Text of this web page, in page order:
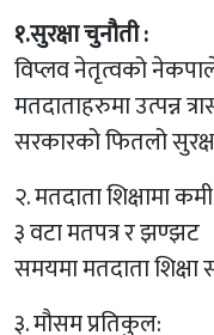
१.सुरक्षा चुनौती :
विप्लव नेतृत्वको
मतदाताहरुमा उत्पन्न
सरकारको फितलो
२. मतदाता शिक्षामा
३ वटा मतपत्र र झण्झट
समयमा मतदाता
३. मौसम प्रतिकुल: